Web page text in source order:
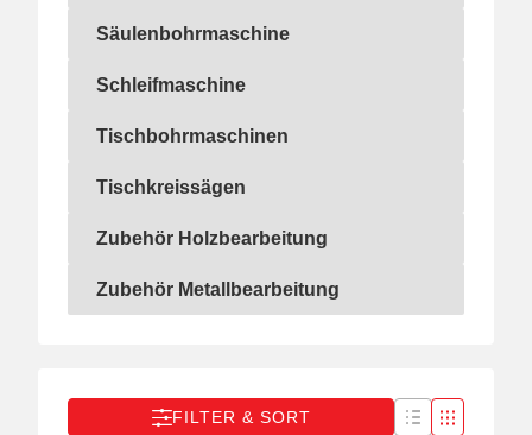
Säulenbohrmaschine
Säulenbohrmaschine
Schleifmaschine
Schleifmaschine
Tischbohrmaschinen
Tischbohrmaschinen
Tischkreissägen
Tischkreissägen
Zubehör Holzbearbeitung
Zubehör Holzbearbeitung
Zubehör Metallbearbeitung
Zubehör Metallbearbeitung
FILTER & SORT